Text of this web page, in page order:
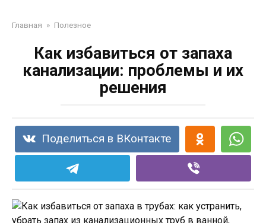
Главная » Полезное
Как избавиться от запаха
канализации: проблемы и их
решения
Поделиться в ВКонтакте